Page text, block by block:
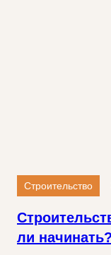
Строительство
ли